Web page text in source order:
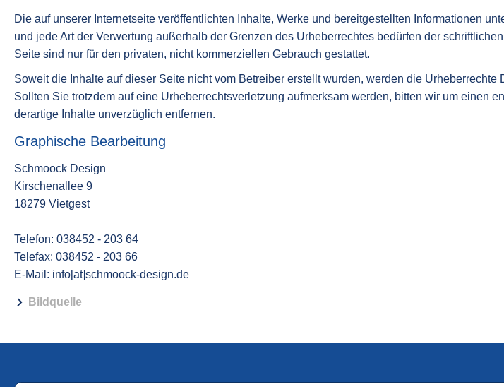
Die auf unserer Internetseite veröffentlichten Inhalte, Werke und bereitgestellten Informationen
und jede Art der Verwertung außerhalb der Grenzen des Urheberrechtes bedürfen der
Seite sind nur für den privaten, nicht kommerziellen Gebrauch gestattet.
Soweit die Inhalte auf dieser Seite nicht vom Betreiber erstellt wurden, werden die
Sollten Sie trotzdem auf eine Urheberrechtsverletzung aufmerksam werden, bitten wir um einen
derartige Inhalte unverzüglich entfernen.
Graphische Bearbeitung
Schmoock Design
Kirschenallee 9
18279 Vietgest
Telefon: 038452 - 203 64
Telefax: 038452 - 203 66
E-Mail: info[at]schmoock-design.de
Bildquelle